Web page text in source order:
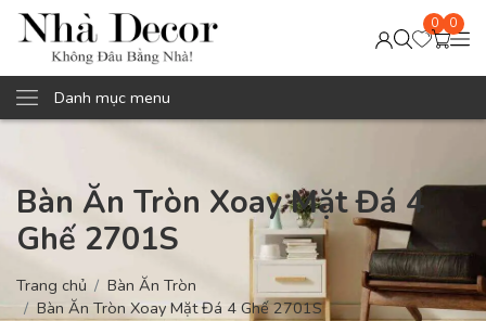
0 0
Danh mục menu
Bàn Ăn Tròn Xoay Mặt Đá 4
Ghế 2701S
Trang chủ
Bàn Ăn Tròn
Bàn Ăn Tròn Xoay Mặt Đá 4 Ghế 2701S